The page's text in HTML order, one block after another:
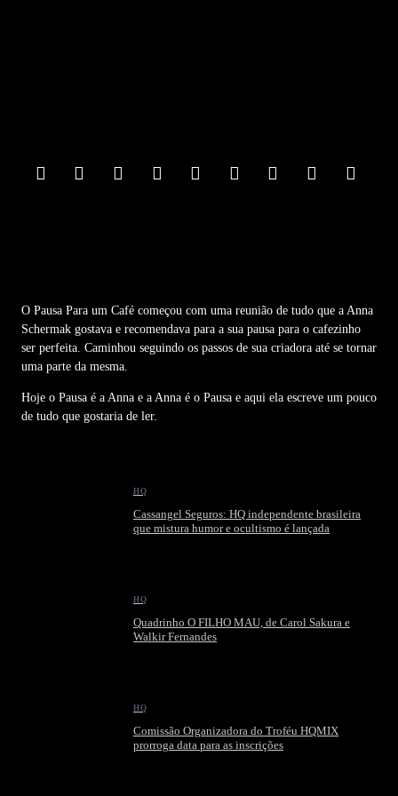
O Pausa Para um Café começou com uma reunião de tudo que a Anna
Schermak gostava e recomendava para a sua pausa para o cafezinho
ser perfeita. Caminhou seguindo os passos de sua criadora até se tornar
uma parte da mesma.
Hoje o Pausa é a Anna e a Anna é o Pausa e aqui ela escreve um pouco
de tudo que gostaria de ler.
HQ
Cassangel Seguros: HQ independente brasileira
que mistura humor e ocultismo é lançada
HQ
Quadrinho O FILHO MAU, de Carol Sakura e
Walkir Fernandes
HQ
Comissão Organizadora do Troféu HQMIX
prorroga data para as inscrições